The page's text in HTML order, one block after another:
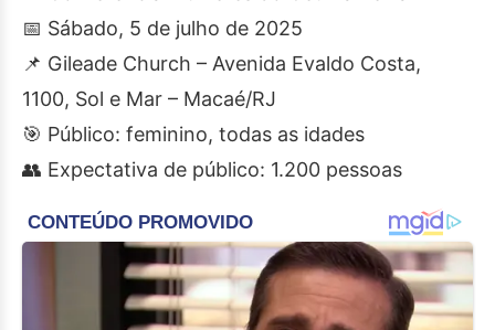
📅 Sábado, 5 de julho de 2025
📌 Gileade Church – Avenida Evaldo Costa,
1100, Sol e Mar – Macaé/RJ
🎯 Público: feminino, todas as idades
👥 Expectativa de público: 1.200 pessoas